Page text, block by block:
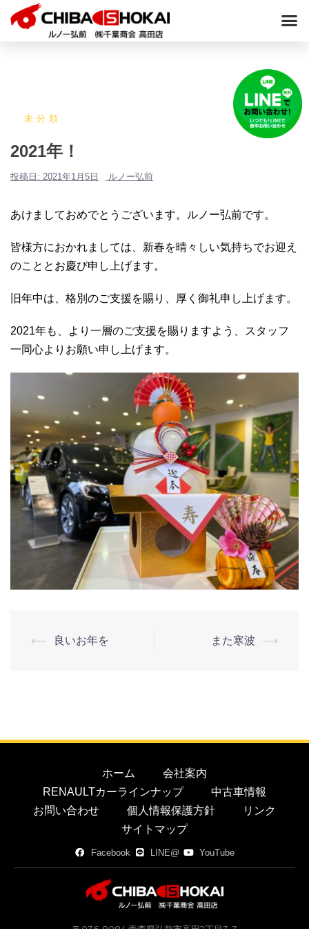
未分類
2021年！
投稿日: 2021年1月5日 ルノー弘前
あけましておめでとうございます。ルノー弘前です。
皆様方におかれましては、新春を晴々しい気持ちでお迎え
のこととお慶び申し上げます。
旧年中は、格別のご支援を賜り、厚く御礼申し上げます。
2021年も、より一層のご支援を賜りますよう、スタッフ
一同心よりお願い申し上げます。
⟵ 良いお年を また寒波 ⟶
ホーム
会社案内
RENAULTカーラインナップ
中古車情報
お問い合わせ
個人情報保護方針
リンク
サイトマップ
Facebook LINE@ YouTube